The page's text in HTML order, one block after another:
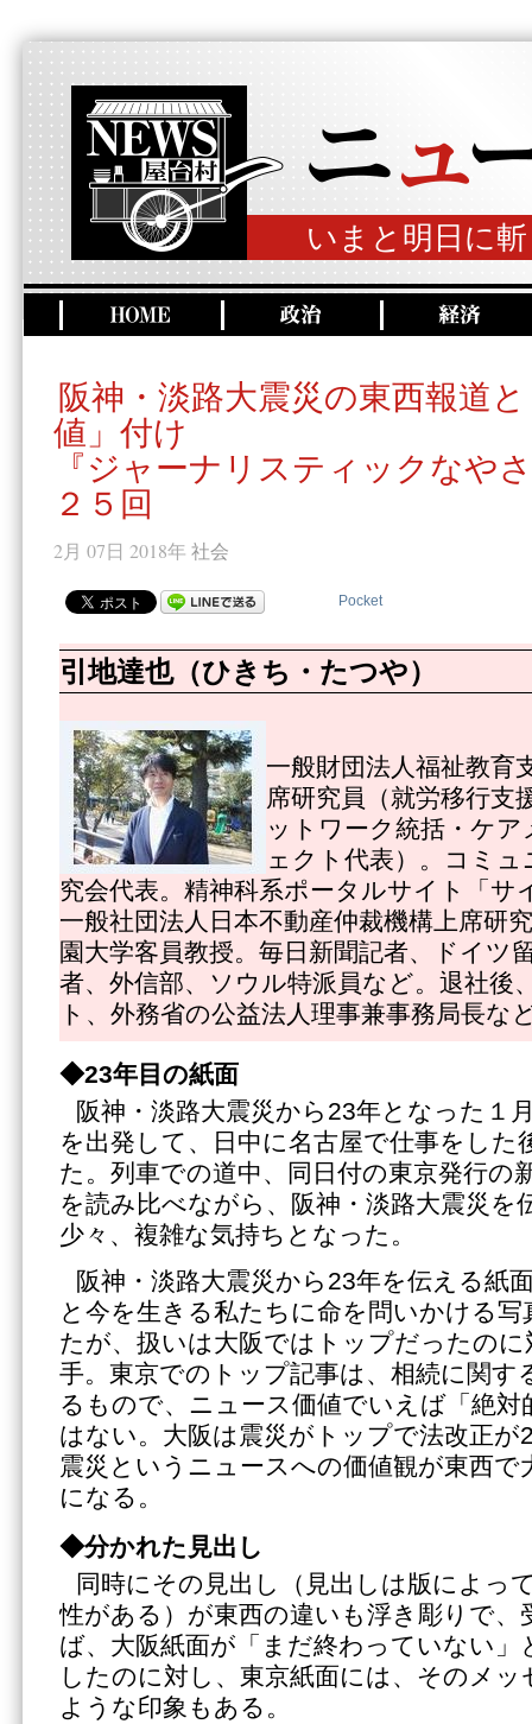
いまと明日に
阪神・淡路大震災の東西報道
値」付け
『ジャーナリスティックなや
２５回
2月 07日 2018年 社会
Pocket
引地達也（ひきち・たつや）
一般財団法人福祉教育
席研究員（就労移行支
ットワーク統括・ケ
ェクト代表）。コミ
究会代表。精神科系ポータルサイト「サ
一般社団法人日本不動産仲裁機構上席研
園大学客員教授。毎日新聞記者、ドイツ
者、外信部、ソウル特派員など。退社後
ト、外務省の公益法人理事兼事務局長な
◆23年目の紙面
阪神・淡路大震災から23年となった１
を出発して、日中に名古屋で仕事をした
た。列車での道中、同日付の東京発行の
を読み比べながら、阪神・淡路大震災を
少々、複雑な気持ちとなった。
阪神・淡路大震災から23年を伝える紙
と今を生きる私たちに命を問いかける
たが、扱いは大阪ではトップだったの
手。東京でのトップ記事は、相続に関す
るもので、ニュース価値でいえば「絶対
はない。大阪は震災がトップで法改正が
震災というニュースへの価値観が東西
になる。
◆分かれた見出し
同時にその見出し（見出しは版によっ
性がある）が東西の違いも浮き彫りで、
ば、大阪紙面が「まだ終わっていない」
したのに対し、東京紙面には、そのメ
ような印象もある。